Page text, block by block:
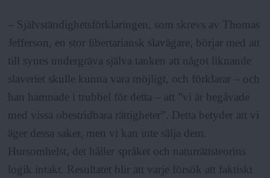
– Självständighetsförklaringen, som skrevs av Thomas
Jefferson, en stor libertariansk slavägare, börjar med att
till synes undergräva själva tanken att något liknande
slaveriet skulle kunna vara möjligt, och förklarar – och
han hamnade i trubbel för detta – att ”vi är begåvade
med vissa obestridbara rättigheter”. Detta betyder att vi
äger dessa saker, men vi kan inte sälja dem.
Hursomhelst, det håller språket och naturrättsteorins
logik intakt. Resultatet blir att varje försök att faktiskt